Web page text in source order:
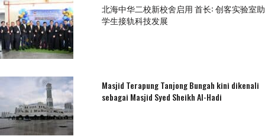
北海中华二校新校舍启用 首长: 创客实验室助
学生接轨科技发展
Masjid Terapung Tanjong Bungah kini dikenali
sebagai Masjid Syed Sheikh Al-Hadi